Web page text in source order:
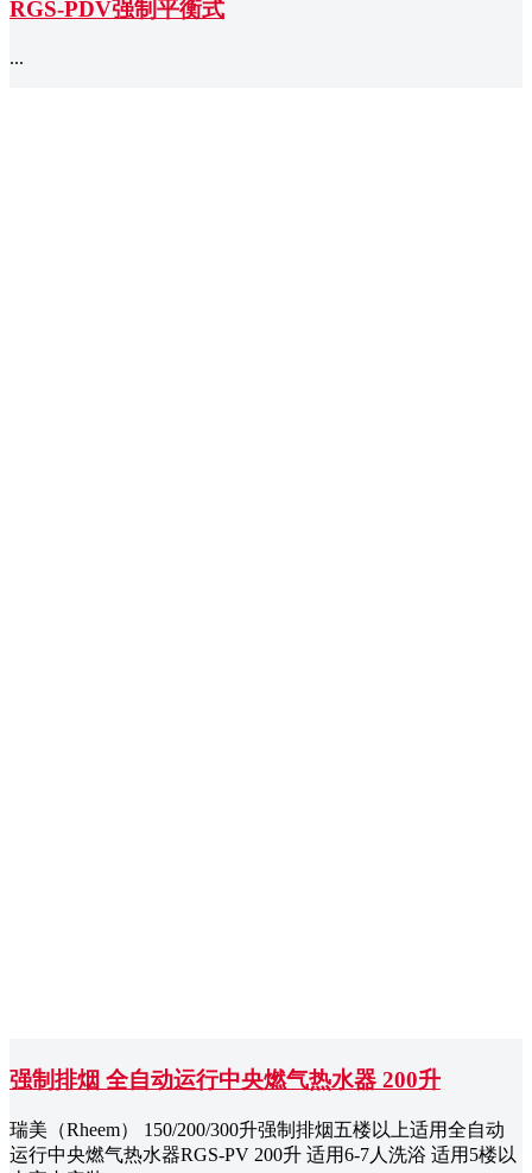
RGS-PDV强制平衡式
...
强制排烟 全自动运行中央燃气热水器 200升
瑞美（Rheem） 150/200/300升强制排烟五楼以上适用全自动
运行中央燃气热水器RGS-PV 200升 适用6-7人洗浴 适用5楼以